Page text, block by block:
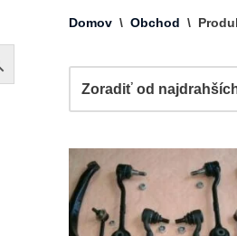
Domov \ Obchod \